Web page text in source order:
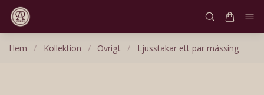
Hem / Kollektion / Övrigt / Ljusstakar ett par mässing